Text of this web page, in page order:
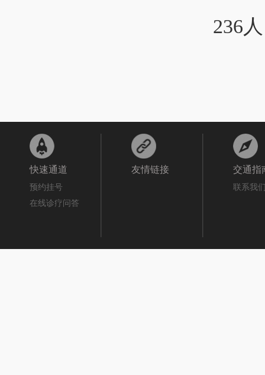
236
快速通道
预约挂号
在线诊疗问答
友情链接 交通指
联系我